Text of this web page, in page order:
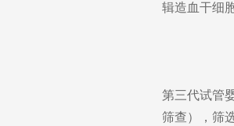
辑造血干细
第三代试管
筛查），筛